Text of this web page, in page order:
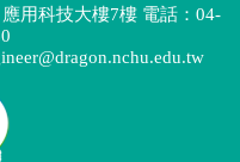
用科技大樓7樓 電話：04-